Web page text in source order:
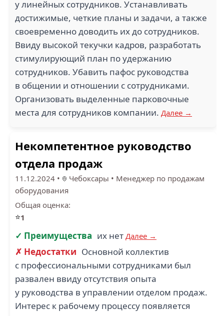
у линейных сотрудников. Устанавливать
достижимые, четкие планы и задачи, а также
своевременно доводить их до сотрудников.
Ввиду высокой текучки кадров, разработать
стимулирующий план по удержанию
сотрудников. Убавить пафос руководства
в общении и отношении с сотрудниками.
Организовать выделенные парковочные
места для сотрудников компании. Далее →
Некомпетентное руководство
отдела продаж
11.12.2024 • Чебоксары • Менеджер по продажам
оборудования
Общая оценка:
⭐1
✓ Преимущества их нет Далее →
✗ Недостатки Основной коллектив
с профессиональными сотрудниками был
развален ввиду отсутствия опыта
у руководства в управлении отделом продаж.
Интерес к рабочему процессу появляется